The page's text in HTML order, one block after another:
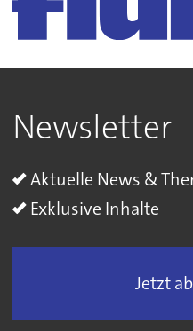
Newsletter
Aktuelle News &
Exklusive Inhalte
Jetzt